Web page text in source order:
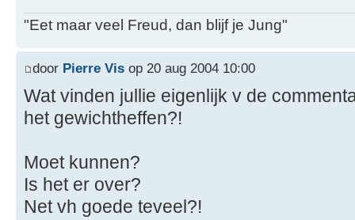
"Eet maar veel Freud, dan blijf je Jung"
door Pierre Vis op 20 aug 2004 10:00
Wat vinden jullie eigenlijk v de
het gewichtheffen?!
Moet kunnen?
Is het er over?
Net vh goede teveel?!